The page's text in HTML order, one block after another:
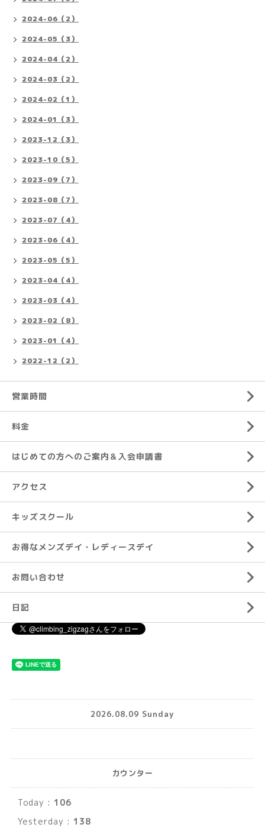
2024-06（2）
2024-05（3）
2024-04（2）
2024-03（2）
2024-02（1）
2024-01（3）
2023-12（3）
2023-10（5）
2023-09（7）
2023-08（7）
2023-07（4）
2023-06（4）
2023-05（5）
2023-04（4）
2023-03（4）
2023-02（8）
2023-01（4）
2022-12（2）
営業時間
料金
はじめての方へのご案内＆入会申請書
アクセス
キッズスクール
お得なメンズデイ・レディースデイ
お問い合わせ
日記
2026.08.09 Sunday
カウンター
Today : 106
Yesterday : 138